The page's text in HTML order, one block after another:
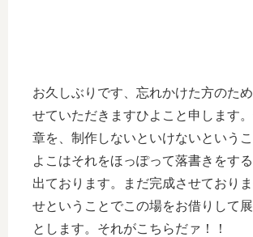
お久しぶりです、忘れかけた方のた
せていただきますひよこと申します
章を、制作しないといけないという
よこはそれをほっぽって落書きをす
出ております。まだ完成させており
せということでこの場をお借りして
とします。それがこちらだァ！！